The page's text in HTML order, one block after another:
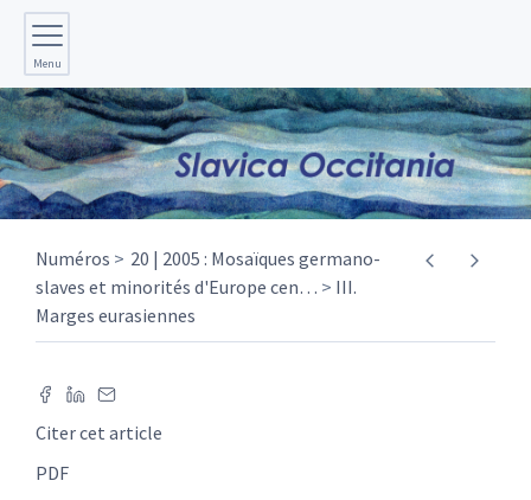
Menu
Numéros
20 | 2005 : Mosaïques germano-
slaves et minorités d'Europe cen…
III.
Marges eurasiennes
Citer cet article
PDF